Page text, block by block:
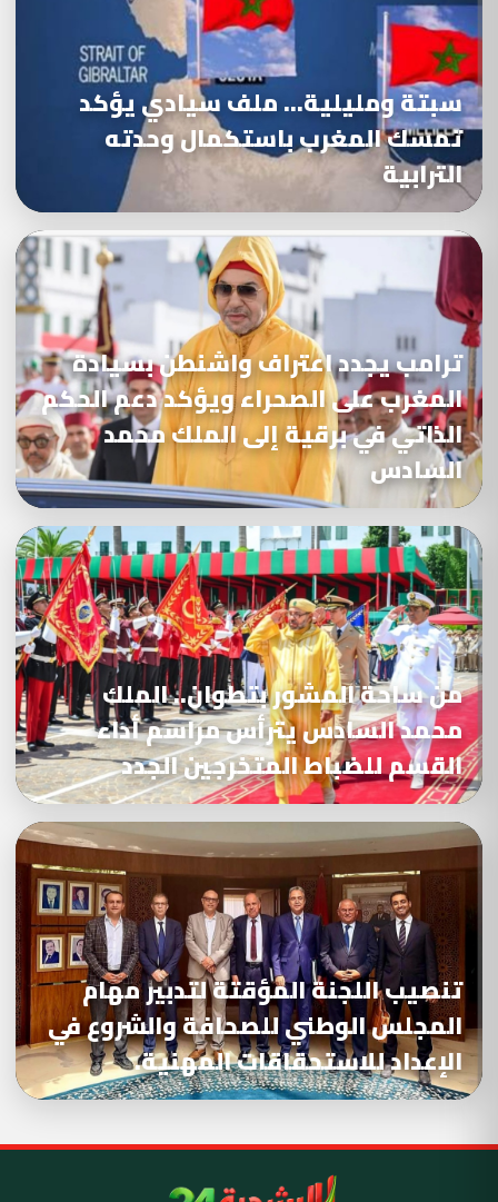
سبتة ومليلية… ملف سيادي يؤكد
تمسك المغرب باستكمال وحدته
الترابية
ترامب يجدد اعتراف واشنطن بسيادة
المغرب على الصحراء ويؤكد دعم الحكم
الذاتي في برقية إلى الملك محمد
السادس
من ساحة المشور بتطوان.. الملك
محمد السادس يترأس مراسم أداء
القسم للضباط المتخرجين الجدد
تنصيب اللجنة المؤقتة لتدبير مهام
المجلس الوطني للصحافة والشروع في
الإعداد للاستحقاقات المهنية.